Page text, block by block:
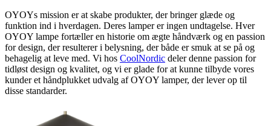
OYOYs mission er at skabe produkter, der bringer glæde og
funktion ind i hverdagen. Deres lamper er ingen undtagelse. Hver
OYOY lampe fortæller en historie om ægte håndværk og en passion
for design, der resulterer i belysning, der både er smuk at se på og
behagelig at leve med. Vi hos CoolNordic deler denne passion for
tidløst design og kvalitet, og vi er glade for at kunne tilbyde vores
kunder et håndplukket udvalg af OYOY lamper, der lever op til
disse standarder.